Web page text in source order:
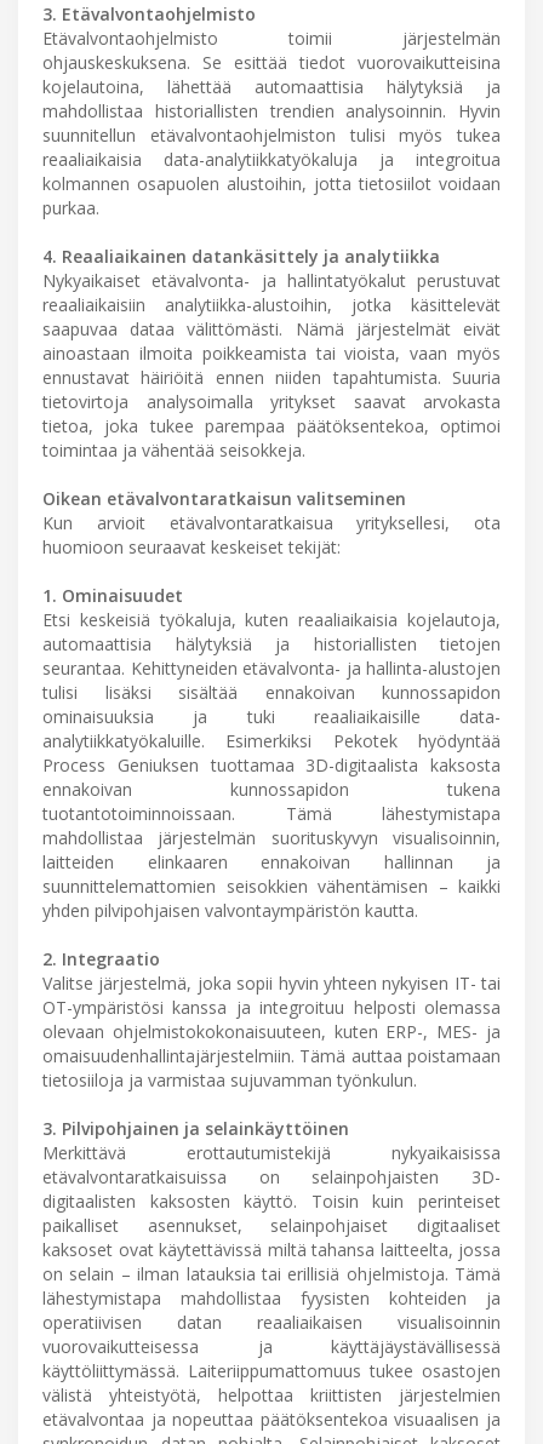
3. Etävalvontaohjelmisto
Etävalvontaohjelmisto toimii järjestelmän
ohjauskeskuksena. Se esittää tiedot vuorovaikutteisina
kojelautoina, lähettää automaattisia hälytyksiä ja
mahdollistaa historiallisten trendien analysoinnin. Hyvin
suunnitellun etävalvontaohjelmiston tulisi myös tukea
reaaliaikaisia data-analytiikkatyökaluja ja integroitua
kolmannen osapuolen alustoihin, jotta tietosiilot voidaan
purkaa.
4. Reaaliaikainen datankäsittely ja analytiikka
Nykyaikaiset etävalvonta- ja hallintatyökalut perustuvat
reaaliaikaisiin analytiikka-alustoihin, jotka käsittelevät
saapuvaa dataa välittömästi. Nämä järjestelmät eivät
ainoastaan ilmoita poikkeamista tai vioista, vaan myös
ennustavat häiriöitä ennen niiden tapahtumista. Suuria
tietovirtoja analysoimalla yritykset saavat arvokasta
tietoa, joka tukee parempaa päätöksentekoa, optimoi
toimintaa ja vähentää seisokkeja.
Oikean etävalvontaratkaisun valitseminen
Kun arvioit etävalvontaratkaisua yrityksellesi, ota
huomioon seuraavat keskeiset tekijät:
1. Ominaisuudet
Etsi keskeisiä työkaluja, kuten reaaliaikaisia kojelautoja,
automaattisia hälytyksiä ja historiallisten tietojen
seurantaa. Kehittyneiden etävalvonta- ja hallinta-alustojen
tulisi lisäksi sisältää ennakoivan kunnossapidon
ominaisuuksia ja tuki reaaliaikaisille data-
analytiikkatyökaluille. Esimerkiksi Pekotek hyödyntää
Process Geniuksen tuottamaa 3D-digitaalista kaksosta
ennakoivan kunnossapidon tukena
tuotantotoiminnoissaan. Tämä lähestymistapa
mahdollistaa järjestelmän suorituskyvyn visualisoinnin,
laitteiden elinkaaren ennakoivan hallinnan ja
suunnittelemattomien seisokkien vähentämisen – kaikki
yhden pilvipohjaisen valvontaympäristön kautta.
2. Integraatio
Valitse järjestelmä, joka sopii hyvin yhteen nykyisen IT- tai
OT-ympäristösi kanssa ja integroituu helposti olemassa
olevaan ohjelmistokokonaisuuteen, kuten ERP-, MES- ja
omaisuudenhallintajärjestelmiin. Tämä auttaa poistamaan
tietosiiloja ja varmistaa sujuvamman työnkulun.
3. Pilvipohjainen ja selainkäyttöinen
Merkittävä erottautumistekijä nykyaikaisissa
etävalvontaratkaisuissa on selainpohjaisten 3D-
digitaalisten kaksosten käyttö. Toisin kuin perinteiset
paikalliset asennukset, selainpohjaiset digitaaliset
kaksoset ovat käytettävissä miltä tahansa laitteelta, jossa
on selain – ilman latauksia tai erillisiä ohjelmistoja. Tämä
lähestymistapa mahdollistaa fyysisten kohteiden ja
operatiivisen datan reaaliaikaisen visualisoinnin
vuorovaikutteisessa ja käyttäjäystävällisessä
käyttöliittymässä. Laiteriippumattomuus tukee osastojen
välistä yhteistyötä, helpottaa kriittisten järjestelmien
etävalvontaa ja nopeuttaa päätöksentekoa visuaalisen ja